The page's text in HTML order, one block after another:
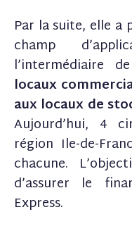
Par la suite, elle a
champ
l’intermédiaire
locaux
aux locaux de
Aujourd’hui, 4
région Ile-de-
chacune.
d’assurer le
Express.